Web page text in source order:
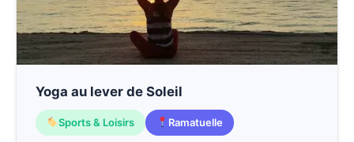
Yoga au lever de Soleil
Sports & Loisirs Ramatuelle